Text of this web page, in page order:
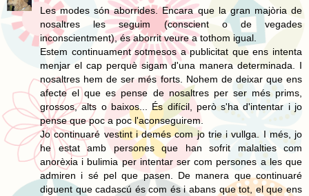
Les modes són aborrides. Encara que la gran majòria de
nosaltres les seguim (conscient o de vegades
inconscientment), és aborrit veure a tothom igual.
Estem continuament sotmesos a publicitat que ens intenta
menjar el cap perquè sigam d'una manera determinada. I
nosaltres hem de ser més forts. Nohem de deixar que ens
afecte el que es pense de nosaltres per ser més prims,
grossos, alts o baixos... És difícil, però s'ha d'intentar i jo
pense que poc a poc l'aconseguirem.
Jo continuaré vestint i demés com jo trie i vullga. I més, jo
he estat amb persones que han sofrit malalties com
anorèxia i bulimia per intentar ser com persones a les que
admiren i sé pel que pasen. De manera que continuaré
diguent que cadascú és com és i abans que tot, el que ens